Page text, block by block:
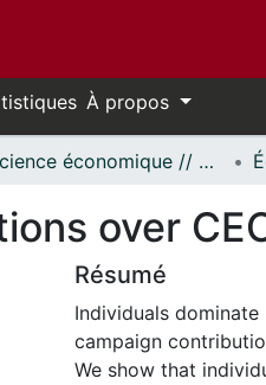
À propos
Science économique // Economics
over
Résumé
Individuals
campaign
We show that